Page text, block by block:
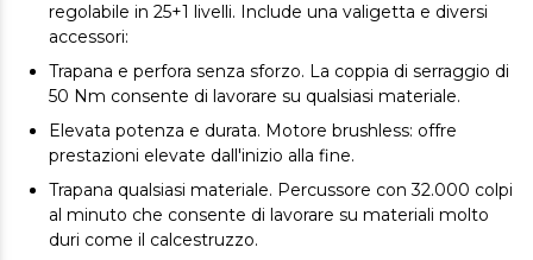
regolabile in 25+1 livelli. Include una valigetta e diversi
accessori:
Trapana e perfora senza sforzo. La coppia di serraggio di
50 Nm consente di lavorare su qualsiasi materiale.
Elevata potenza e durata. Motore brushless: offre
prestazioni elevate dall'inizio alla fine.
Trapana qualsiasi materiale. Percussore con 32.000 colpi
al minuto che consente di lavorare su materiali molto
duri come il calcestruzzo.